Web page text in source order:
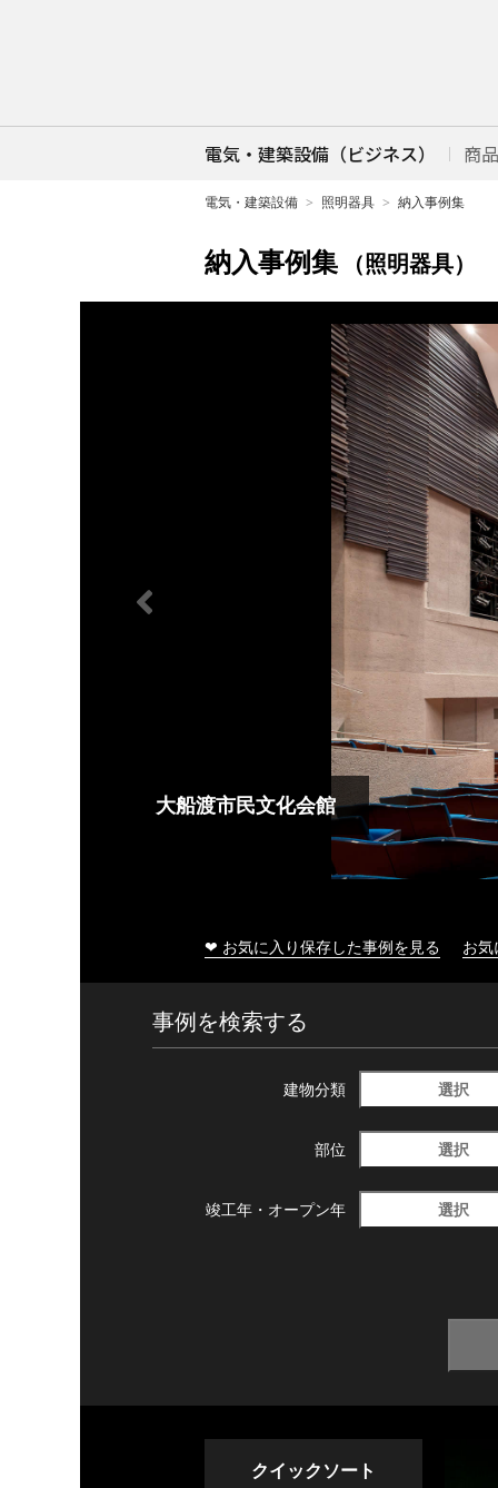
電気・建築設備（ビジネス） 商
電気・建築設備 照明器具 納入事例集
納入事例集 （照明器具）
大船渡市民文化会館
❤ お気に入り保存した事例を見る お
事例を検索する
建物分類 選択
部位 選択
竣工年・ オープン年 選択
クイックソート